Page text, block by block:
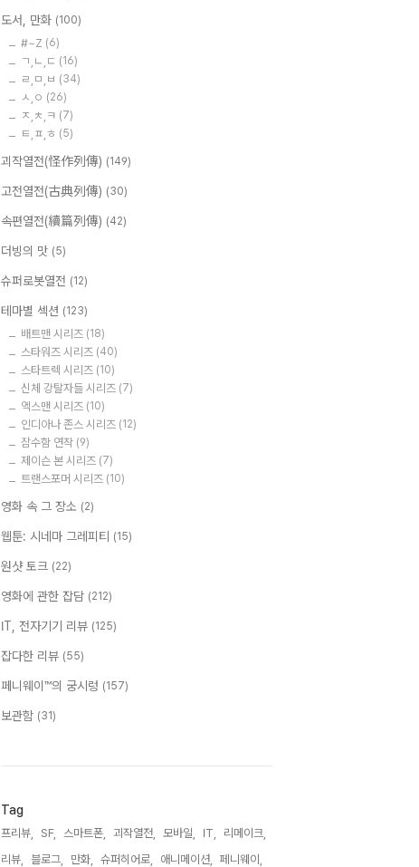
도서, 만화 (100)
#~Z (6)
ㄱ,ㄴ,ㄷ (16)
ㄹ,ㅁ,ㅂ (34)
ㅅ,ㅇ (26)
ㅈ,ㅊ,ㅋ (7)
ㅌ,ㅍ,ㅎ (5)
괴작열전(怪作列傳) (149)
고전열전(古典列傳) (30)
속편열전(續篇列傳) (42)
더빙의 맛 (5)
슈퍼로봇열전 (12)
테마별 섹션 (123)
배트맨 시리즈 (18)
스타워즈 시리즈 (40)
스타트렉 시리즈 (10)
신체 강탈자들 시리즈 (7)
엑스맨 시리즈 (10)
인디아나 존스 시리즈 (12)
잠수함 연작 (9)
제이슨 본 시리즈 (7)
트랜스포머 시리즈 (10)
영화 속 그 장소 (2)
웹툰: 시네마 그레피티 (15)
원샷 토크 (22)
영화에 관한 잡담 (212)
IT, 전자기기 리뷰 (125)
잡다한 리뷰 (55)
페니웨이™의 궁시렁 (157)
보관함 (31)
Tag
프리뷰, SF, 스마트폰, 괴작열전, 모바일, IT,
리메이크,
리뷰,
블로그, 만화, 슈퍼히어로, 애니메이션,
페니웨이,